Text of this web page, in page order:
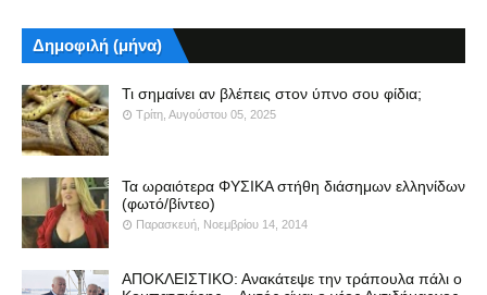
Δημοφιλή (μήνα)
Τι σημαίνει αν βλέπεις στον ύπνο σου φίδια;
Τρίτη, Αυγούστου 05, 2025
Τα ωραιότερα ΦΥΣΙΚΑ στήθη διάσημων ελληνίδων
(φωτό/βίντεο)
Παρασκευή, Νοεμβρίου 14, 2014
ΑΠΟΚΛΕΙΣΤΙΚΟ: Ανακάτεψε την τράπουλα πάλι ο